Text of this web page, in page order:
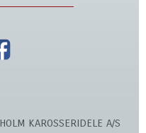
KAROSSERIDELE A/S